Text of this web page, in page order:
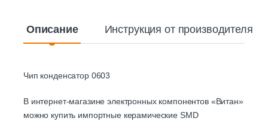
Описание Инструкция от производителя
Чип конденсатор 0603
В интернет-магазине электронных компонентов «Витан»
можно купить импортные керамические SMD